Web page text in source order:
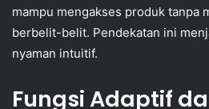
mampu mengakses produk tanpa
berbelit-belit. Pendekatan ini
nyaman intuitif.
Fungsi Adaptif